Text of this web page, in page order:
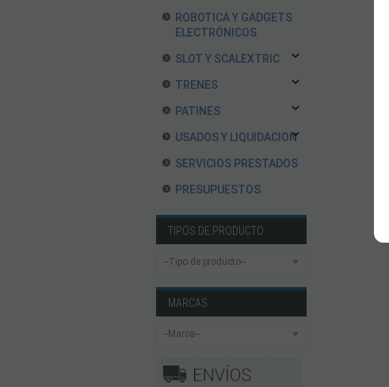
ROBOTICA Y GADGETS
ELECTRÓNICOS
SLOT Y SCALEXTRIC
TRENES
PATINES
USADOS Y LIQUIDACION
SERVICIOS PRESTADOS
PRESUPUESTOS
TIPOS DE PRODUCTO
MARCAS